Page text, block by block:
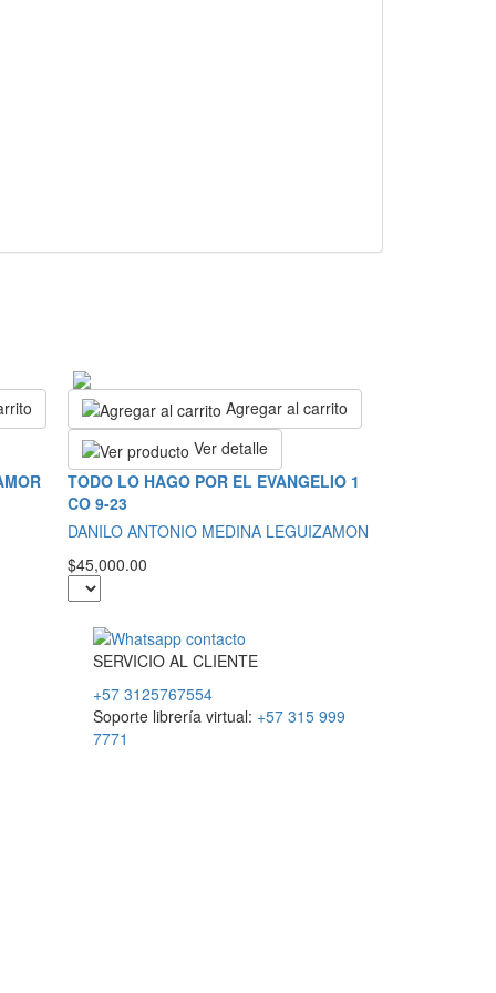
Agregar al carrito
Ver detalle
TODO LO HAGO POR EL EVANGELIO 1
CO 9-23
DANILO ANTONIO MEDINA LEGUIZAMON
$45,000.00
SERVICIOAL CLIENTE
+57 3125767554
Soporte librería virtual: +57 315 999
7771